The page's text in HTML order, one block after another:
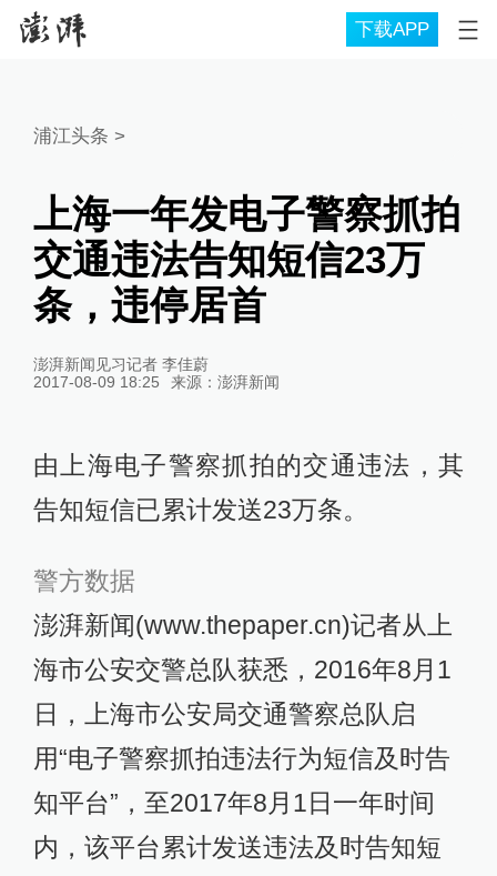
下载APP
浦江头条 >
上海一年发电子警察抓拍
交通违法告知短信23万
条，违停居首
澎湃新闻见习记者 李佳蔚
2017-08-09 18:25
来源： 澎湃新闻
由上海电子警察抓拍的交通违法，其
告知短信已累计发送23万条。
警方数据
澎湃新闻(www.thepaper.cn)记者从上
海市公安交警总队获悉，2016年8月1
日，上海市公安局交通警察总队启
用“电子警察抓拍违法行为短信及时告
知平台”，至2017年8月1日一年时间
内，该平台累计发送违法及时告知短